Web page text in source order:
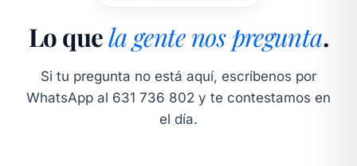
Lo quela gente nos pregunta.
Si tu pregunta no está aquí, escríbenos por
WhatsApp al 631 736 802 y te contestamos en
el día.